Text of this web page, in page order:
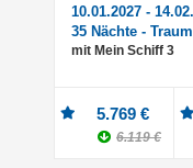
10.01.2027 -
35 Nächte -
mit Mein Schiff 3
5.769 €
6.119 €